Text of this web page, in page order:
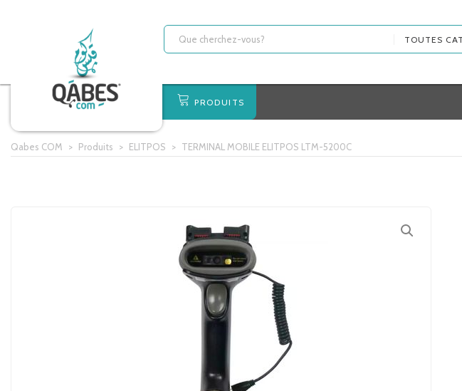
PRODUITS
Qabes COM > Produits > ELITPOS > TERMINAL MOBILE ELITPOS LTM-5200C